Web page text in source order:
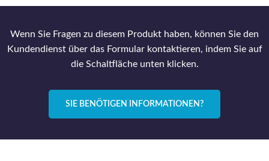
Wenn Sie Fragen zu diesem Produkt haben, können Sie den
Kundendienst über das Formular kontaktieren, indem Sie auf
die Schaltfläche unten klicken.
SIE BENÖTIGEN INFORMATIONEN?